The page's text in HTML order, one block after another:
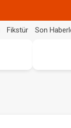
Fikstür Son